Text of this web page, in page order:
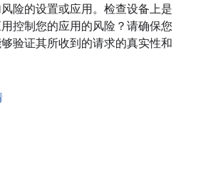
险的设置或应用。检查设备上是
控制您的应用的风险？请确保您
验证其所收到的请求的真实性和